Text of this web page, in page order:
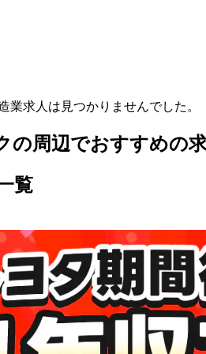
業求人は見つかりませんでした。
の周辺でおすすめの
覧